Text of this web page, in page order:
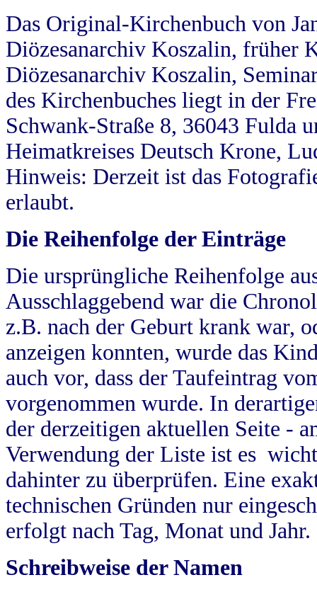
Das Original-Kirchenbuch von
Diözesanarchiv Koszalin, früher
Diözesanarchiv Koszalin,
des Kirchenbuches liegt in der
Schwank-Straße 8, 36043 Fulda
Heimatkreises Deutsch Krone,
Hinweis: Derzeit ist das
erlaubt.
Die Reihenfolge der Einträge
Die ursprüngliche Reihenfolge
Ausschlaggebend war die
z.B. nach der Geburt krank war,
anzeigen konnten, wurde das
auch vor, dass der Taufeintrag
vorgenommen wurde. In
der derzeitigen aktuellen Seite -
Verwendung der Liste ist es
dahinter zu überprüfen. Eine
technischen Gründen nur
erfolgt nach Tag, Monat und Jahr.
Schreibweise der Namen